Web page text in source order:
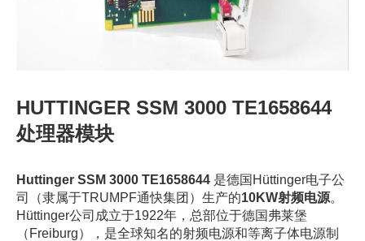
HUTTINGER SSM 3000 TE1658644
处理器模块
Huttinger SSM 3000 TE1658644 是德国Hüttinger电子公
司（隶属于TRUMPF通快集团）生产的10KW射频电源。
Hüttinger公司成立于1922年，总部位于德国弗莱堡
（Freiburg），是全球知名的射频电源和等离子体电源制